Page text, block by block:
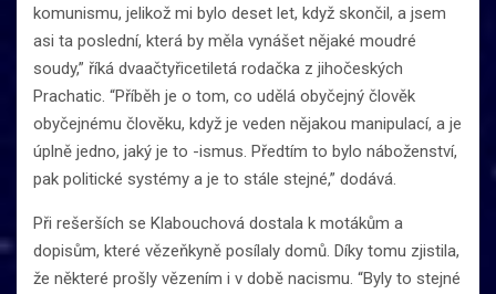
komunismu, jelikož mi bylo deset let, když skončil, a jsem
asi ta poslední, která by měla vynášet nějaké moudré
soudy,” říká dvaačtyřicetiletá rodačka z jihočeských
Prachatic. “Příběh je o tom, co udělá obyčejný člověk
obyčejnému člověku, když je veden nějakou manipulací, a je
úplně jedno, jaký je to -ismus. Předtím to bylo náboženství,
pak politické systémy a je to stále stejné,” dodává.
Při rešerších se Klabouchová dostala k motákům a
dopisům, které vězeňkyně posílaly domů. Díky tomu zjistila,
že některé prošly vězením i v době nacismu. “Byly to stejné